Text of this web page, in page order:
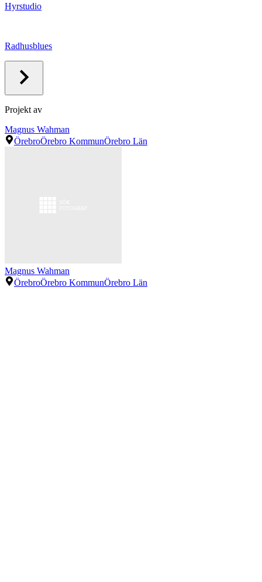
Hyrstudio
Radhusblues
Projekt av
Magnus Wahman
ÖrebroÖrebro KommunÖrebro Län
Magnus Wahman
ÖrebroÖrebro KommunÖrebro Län